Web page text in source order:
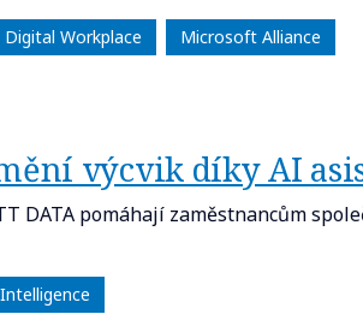
Digital Workplace Microsoft Alliance
výcvik díky AI
DATA pomáhají zaměstnancům